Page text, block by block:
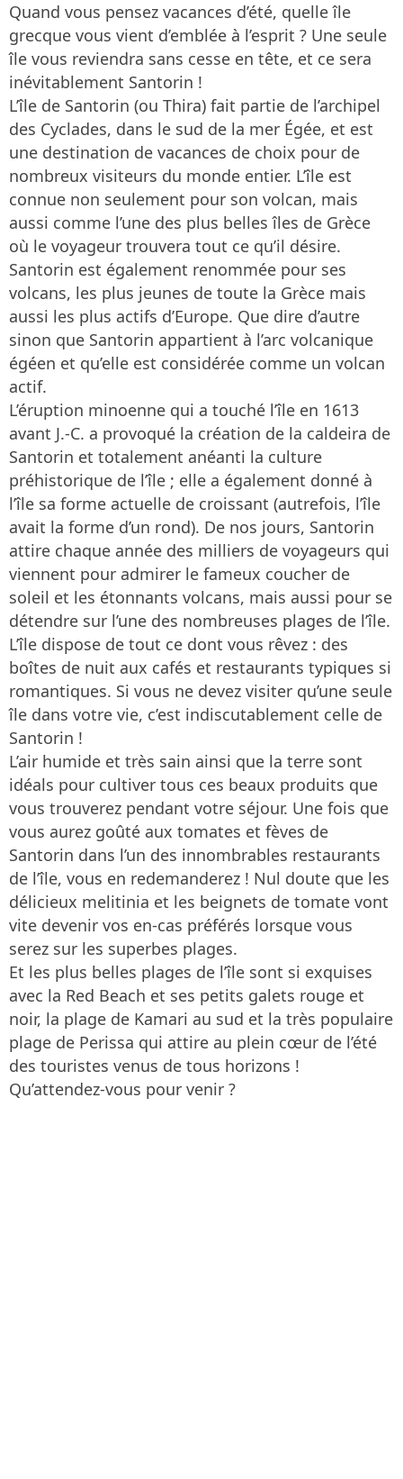
Quand vous pensez vacances d’été, quelle île
grecque vous vient d’emblée à l’esprit ? Une seule
île vous reviendra sans cesse en tête, et ce sera
inévitablement Santorin !
L’île de Santorin (ou Thira) fait partie de l’archipel
des Cyclades, dans le sud de la mer Égée, et est
une destination de vacances de choix pour de
nombreux visiteurs du monde entier. L’île est
connue non seulement pour son volcan, mais
aussi comme l’une des plus belles îles de Grèce
où le voyageur trouvera tout ce qu’il désire.
Santorin est également renommée pour ses
volcans, les plus jeunes de toute la Grèce mais
aussi les plus actifs d’Europe. Que dire d’autre
sinon que Santorin appartient à l’arc volcanique
égéen et qu’elle est considérée comme un volcan
actif.
L’éruption minoenne qui a touché l’île en 1613
avant J.-C. a provoqué la création de la caldeira de
Santorin et totalement anéanti la culture
préhistorique de l’île ; elle a également donné à
l’île sa forme actuelle de croissant (autrefois, l’île
avait la forme d’un rond). De nos jours, Santorin
attire chaque année des milliers de voyageurs qui
viennent pour admirer le fameux coucher de
soleil et les étonnants volcans, mais aussi pour se
détendre sur l’une des nombreuses plages de l’île.
L’île dispose de tout ce dont vous rêvez : des
boîtes de nuit aux cafés et restaurants typiques si
romantiques. Si vous ne devez visiter qu’une seule
île dans votre vie, c’est indiscutablement celle de
Santorin !
L’air humide et très sain ainsi que la terre sont
idéals pour cultiver tous ces beaux produits que
vous trouverez pendant votre séjour. Une fois que
vous aurez goûté aux tomates et fèves de
Santorin dans l’un des innombrables restaurants
de l’île, vous en redemanderez ! Nul doute que les
délicieux melitinia et les beignets de tomate vont
vite devenir vos en-cas préférés lorsque vous
serez sur les superbes plages.
Et les plus belles plages de l’île sont si exquises
avec la Red Beach et ses petits galets rouge et
noir, la plage de Kamari au sud et la très populaire
plage de Perissa qui attire au plein cœur de l’été
des touristes venus de tous horizons !
Qu’attendez-vous pour venir ?